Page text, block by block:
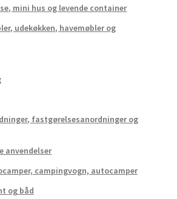
mini hus og levende container
udekøkken, havemøbler og
fastgørelsesanordninger og
campingvogn, autocamper
og båd